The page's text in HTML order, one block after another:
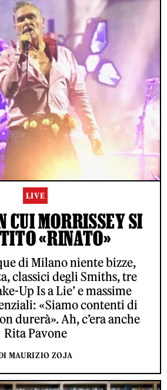
LIVE
CUI MORRISSEY SI
«RINATO»
di Milano niente bizze,
classici degli Smiths, tre
Up Is a Lie’ e massime
«Siamo contenti di
durerà». Ah, c’era anche
Rita Pavone
MAURIZIO ZOJA